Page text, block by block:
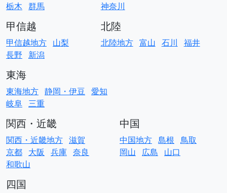
栃木 群馬
神奈川
甲信越
甲信越地方 山梨
長野
新潟
北陸
北陸地方 富山 石川 福井
東海
東海地方 静岡・伊豆 愛知
岐阜 三重
関西・近畿
関西・近畿地方 滋賀
京都 大阪 兵庫 奈良
和歌山
中国
中国地方 島根 鳥取
岡山
広島 山口
四国